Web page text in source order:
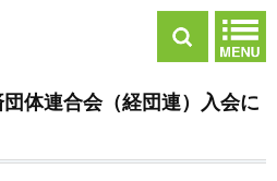
体連合会（経団連）入会に